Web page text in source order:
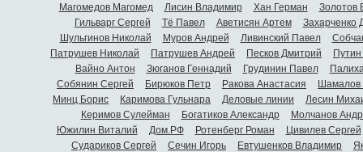
Магомедов Магомед
Лисин Владимир Хан Герман
Золотов
Гильварг Сергей
Тё Павел Аветисян Артем
Захарченко
Шульгинов Николай
Муров Андрей Ливинский Павел
Патрушев Николай
Патрушев Андрей Песков Дмитрий
Вайно Антон
Зюганов Геннадий Грудинин Павел
Собянин Сергей
Бирюков Петр Ракова Анастасия
Шамалов
Минц Борис
Каримова Гульнара Деловые линии
Лесин
Керимов Сулейман
Богатиков Александр
Молчанов
Южилин Виталий
Дом.РФ Ротенберг Роман
Цивилев Сергей
Судариков Сергей
Сечин Игорь Евтушенков Владимир